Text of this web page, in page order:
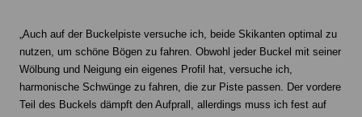
„Auch auf der Buckelpiste versuche ich, beide Skikanten optimal zu
nutzen, um schöne Bögen zu fahren. Obwohl jeder Buckel mit seiner
Wölbung und Neigung ein eigenes Profil hat, versuche ich,
harmonische Schwünge zu fahren, die zur Piste passen. Der vordere
Teil des Buckels dämpft den Aufprall, allerdings muss ich fest auf